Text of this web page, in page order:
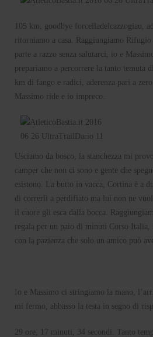
105 km, goodbye forcelladelcazzogiau,
ritorniamo a casa. Raggiungiamo
parte a razzo senza salutarci, io e
prepariamo a percorrere la tanto temuta
km di fango e radici, aderenza pari a
Massimo ride e io impreco.
Usciamo da bosco, la stanchezza mi
camper che non ci sono e gente che
esistono. La butto in vacca, Cortina è a
di correrli a perdifiato ma lui non ne
il cuore gli esca dalla bocca.
regala per un paio di minuti Corso Italia,
con la pazienza che solo un amico può
Io e Massimo ci stringiamo la mano,
mi fermo, abbasso la testa in segno di
29 ore, 17 minuti, 34 secondi. Tanto